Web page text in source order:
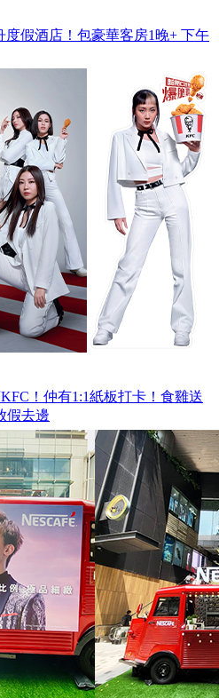
度假酒店！包豪華客房1晚+ 下午
！仲有1:1紙板打卡！食雞送
假去邊